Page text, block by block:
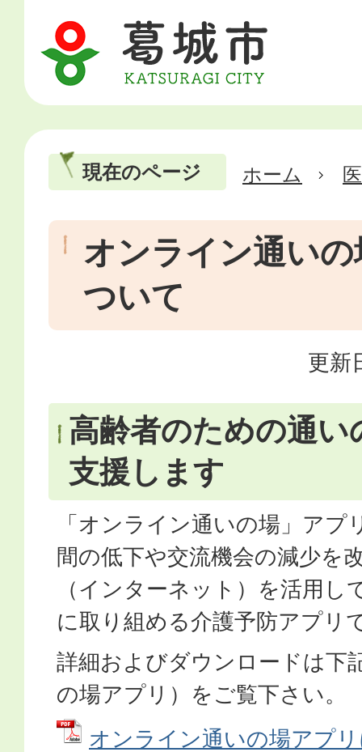
現在のページ ホーム
オンライン通い
ついて
更新
高齢者のための通い
支援します
「オンライン通いの場」アプ
間の低下や交流機会の減少を
（インターネット）を活用し
に取り組める介護予防アプリ
詳細およびダウンロードは下
の場アプリ）をご覧下さい。
オンライン通いの場アプ